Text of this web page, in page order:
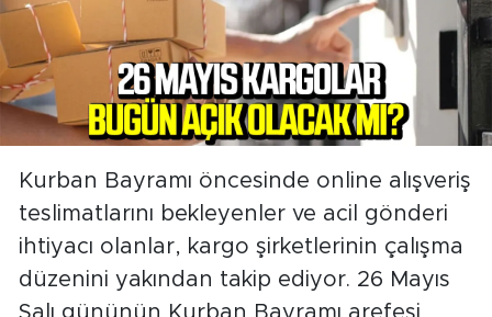
Kurban Bayramı öncesinde online alışveriş
teslimatlarını bekleyenler ve acil gönderi
ihtiyacı olanlar, kargo şirketlerinin çalışma
düzenini yakından takip ediyor. 26 Mayıs
Salı gününün Kurban Bayramı arefesi